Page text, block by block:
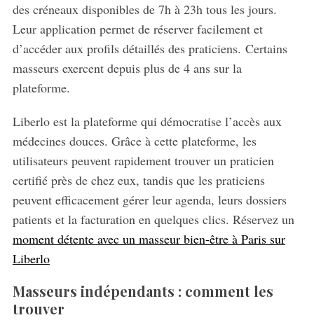
des créneaux disponibles de 7h à 23h tous les jours.
Leur application permet de réserver facilement et
d’accéder aux profils détaillés des praticiens. Certains
masseurs exercent depuis plus de 4 ans sur la
plateforme.
Liberlo est la plateforme qui démocratise l’accès aux
médecines douces. Grâce à cette plateforme, les
utilisateurs peuvent rapidement trouver un praticien
certifié près de chez eux, tandis que les praticiens
peuvent efficacement gérer leur agenda, leurs dossiers
patients et la facturation en quelques clics. Réservez un
moment détente avec un masseur bien-être à Paris sur
Liberlo
Masseurs indépendants : comment les
trouver